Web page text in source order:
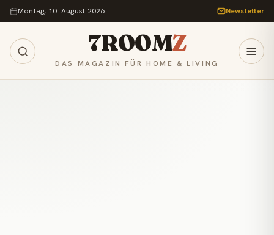
Zum Inhalt springen
Montag, 10. August 2026 Newsletter
7ROOMZ
DAS MAGAZIN FÜR HOME & LIVING